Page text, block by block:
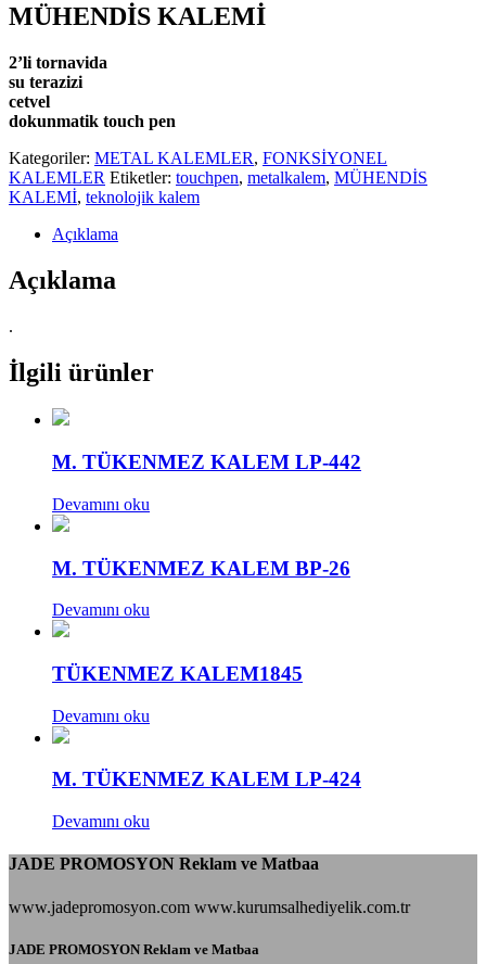
MÜHENDİS KALEMİ
2’li tornavida
su terazizi
cetvel
dokunmatik touch pen
Kategoriler: METAL KALEMLER, FONKSİYONEL
KALEMLER Etiketler: touchpen, metalkalem, MÜHENDİS
KALEMİ, teknolojik kalem
Açıklama
Açıklama
.
İlgili ürünler
M. TÜKENMEZ KALEM LP-442
Devamını oku
M. TÜKENMEZ KALEM BP-26
Devamını oku
TÜKENMEZ KALEM1845
Devamını oku
M. TÜKENMEZ KALEM LP-424
Devamını oku
JADE PROMOSYON Reklam ve Matbaa
www.jadepromosyon.com www.kurumsalhediyelik.com.tr
JADE PROMOSYON Reklam ve Matbaa